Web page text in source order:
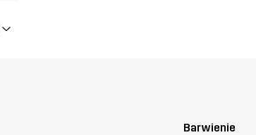
Barwienie